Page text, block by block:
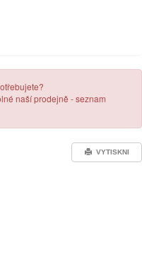
naší prodejně - seznam
VYTISKNI